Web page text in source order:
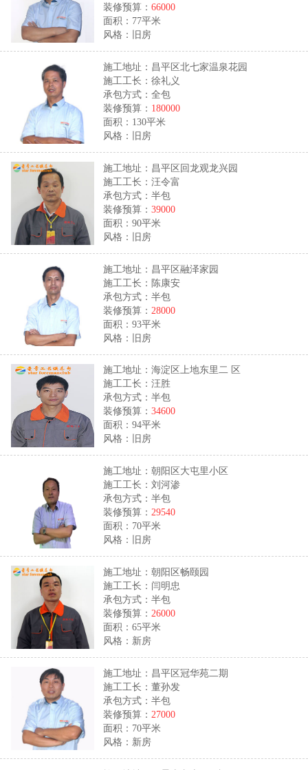
装修预算：66000
面积：77平米
风格：旧房
施工地址：昌平区北七家温泉花园
施工工长：徐礼义
承包方式：全包
装修预算： 180000
面积：130平米
风格：旧房
施工地址：昌平区回龙观龙兴园
施工工长：汪令富
承包方式：半包
装修预算：39000
面积：90平米
风格：旧房
施工地址：昌平区融泽家园
施工工长：陈康安
承包方式：半包
装修预算： 28000
面积：93平米
风格：旧房
施工地址：海淀区上地东里二 区
施工工长：汪胜
承包方式：半包
装修预算：34600
面积：94平米
风格：旧房
施工地址：朝阳区大屯里小区
施工工长：刘河渗
承包方式：半包
装修预算：29540
面积：70平米
风格：旧房
施工地址：朝阳区畅颐园
施工工长：闫明忠
承包方式：半包
装修预算： 26000
面积：65平米
风格：新房
施工地址：昌平区冠华苑二期
施工工长：董孙发
承包方式：半包
装修预算： 27000
面积：70平米
风格：新房